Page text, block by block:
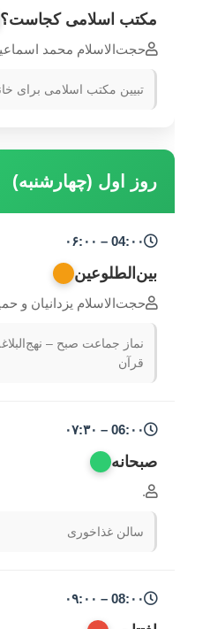
مکتب اسلامی کجاست؟
حجت‌الاسلام محمد
تبیین مکتب اسلامی برای
روز اول (چهارشنبه)
04:۰۰ – ۰۶:۰۰
بین‌الطلوعین
حجت‌الاسلام یزدانیان و
نماز جماعت صبح –
قرآن
06:۰۰ – ۰۷:۳۰
صبحانه
.
سالن غذاخوری
08:۰۰ – ۰۹:۰۰